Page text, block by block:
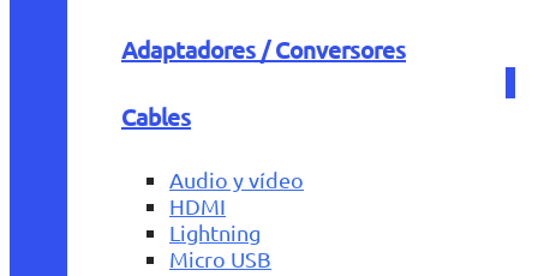
Adaptadores / Conversores
Cables
Audio y vídeo
HDMI
Lightning
Micro USB